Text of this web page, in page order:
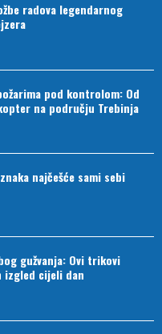
radova legendarnog
pod kontrolom: Od
na području Trebinja
najčešće sami sebi
gužvanja: Ovi trikovi
izgled cijeli dan